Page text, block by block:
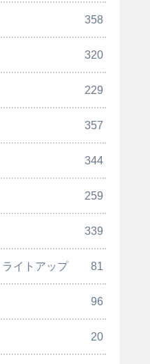
358
320
229
357
344
259
339
イトアップ 81
96
20